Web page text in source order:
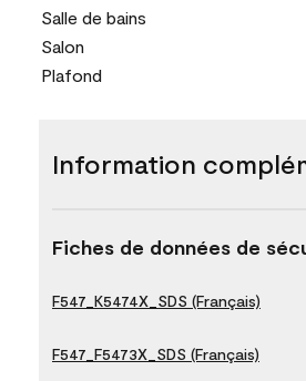
Salle de bains
Salon
Plafond
Information
Fiches de données de
F547_K5474X_SDS (Français)
F547_F5473X_SDS (Français)